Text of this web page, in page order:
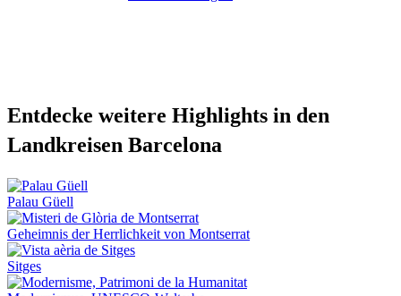
Entdecke weitere Highlights in den
Landkreisen Barcelona
Palau Güell
Geheimnis der Herrlichkeit von Montserrat
Sitges